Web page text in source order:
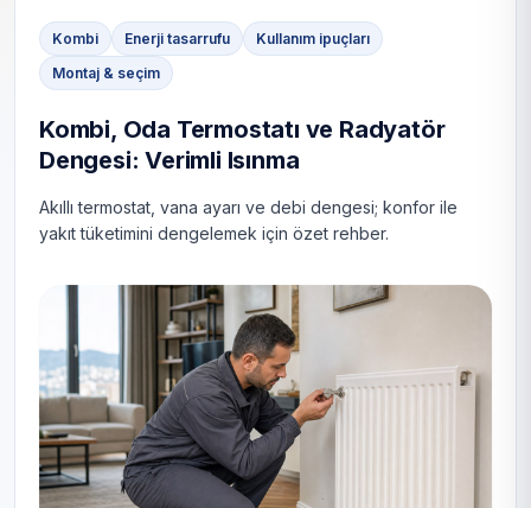
Kombi Enerji tasarrufu
Kullanım ipuçları
Montaj & seçim
Kombi, Oda Termostatı ve Radyatör
Dengesi: Verimli Isınma
Akıllı termostat, vana ayarı ve debi dengesi; konfor ile
yakıt tüketimini dengelemek için özet rehber.